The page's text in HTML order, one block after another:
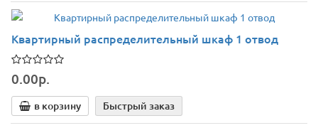
Квартирный распределительный шкаф 1 отвод
0.00р.
в корзину Быстрый заказ